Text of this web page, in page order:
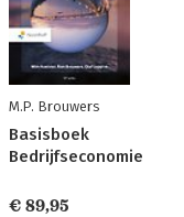
M.P. Brouwers
Basisboek
Bedrijfseconomie
€ 89,95